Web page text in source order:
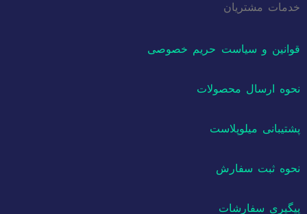
خدمات مشتریان
قوانین و سیاست حریم خصوصی
نحوه ارسال محصولات
پشتیبانی میلوپلاست
نحوه ثبت سفارش
پیگیری سفارشات